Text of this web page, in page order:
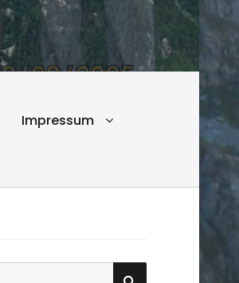
Impressum
SUCHEN